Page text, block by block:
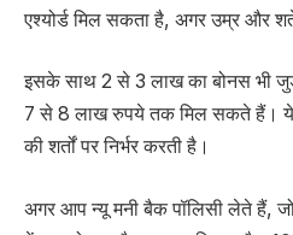
एश्योर्ड मिल सकता है, अगर उम्र और
इसके साथ 2 से 3 लाख का बोनस भी
7 से 8 लाख रुपये तक मिल सकते हैं। ये
की शर्तों पर निर्भर करती है।
अगर आप न्यू मनी बैक पॉलिसी लेते हैं,